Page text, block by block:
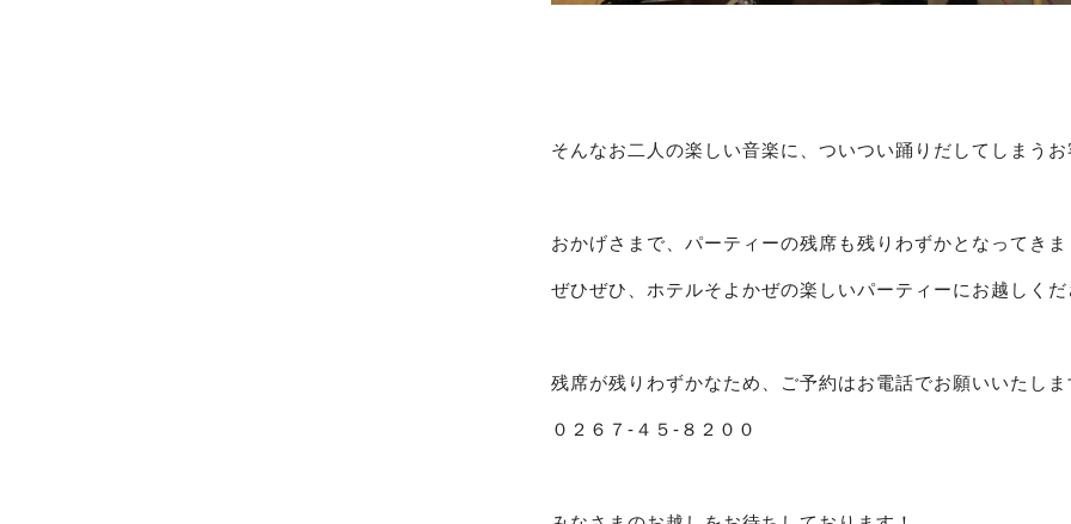
そんなお二人の楽しい音楽に、ついつい踊りだしてしまう
おかげさまで、パーティーの残席も残りわずかとなってき
ぜひぜひ、ホテルそよかぜの楽しいパーティーにお越しく
残席が残りわずかなため、ご予約はお電話でお願いいたし
０２６７-４５-８２００